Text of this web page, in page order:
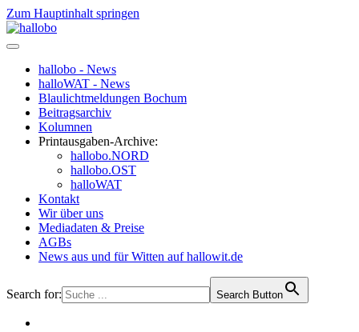
Zum Hauptinhalt springen
hallobo - News
halloWAT - News
Blaulichtmeldungen Bochum
Beitragsarchiv
Kolumnen
Printausgaben-Archive:
hallobo.NORD
hallobo.OST
halloWAT
Kontakt
Wir über uns
Mediadaten & Preise
AGBs
News aus und für Witten auf hallowit.de
Search for: Search Button